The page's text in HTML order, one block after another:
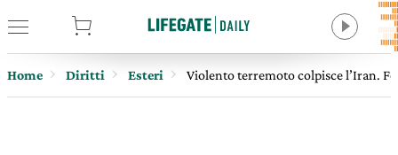
Home Diritti Esteri Violento terremoto colpisce l’Iran.